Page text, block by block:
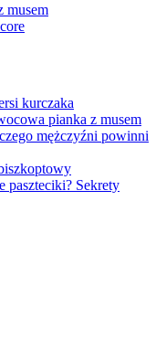
musem
kurczaka
pianka z musem
mężczyźni powinni
paszteciki? Sekrety